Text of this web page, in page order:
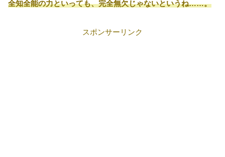
全知全能の力といっても、完全無欠じゃないというね……。
スポンサーリンク